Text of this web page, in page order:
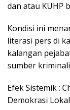
dan atau KUHP
Kondisi ini
literasi pers di
kalangan
sumber
Efek Sistemik :
Demokrasi Lokal